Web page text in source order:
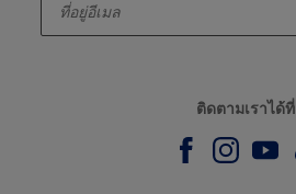
ติดตามเราได้ที่